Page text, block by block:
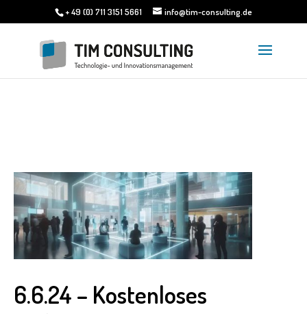
+ 49 (0) 711 3151 5661 info@tim-consulting.de
6.6.24 – Kostenloses